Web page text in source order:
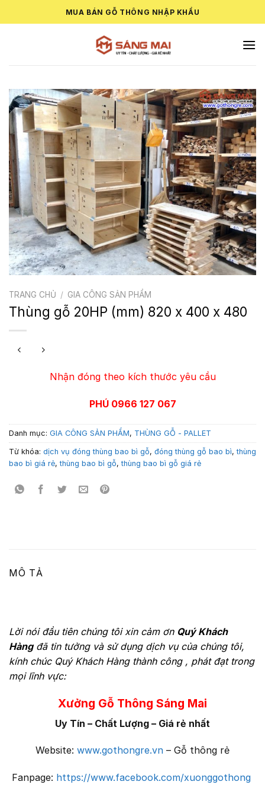
to
MUA BÁN GỖ THÔNG NHẬP KHẨU
TRANG CHỦ / GIA CÔNG SẢN PHẨM
Thùng gỗ 20HP (mm) 820 x 400 x 480
Nhận đóng theo kích thước yêu cầu
PHÚ 0966 127 067
Danh mục: GIA CÔNG SẢN PHẨM, THÙNG GỖ - PALLET
Từ khóa: dịch vụ đóng thùng bao bì gỗ, đóng thùng gỗ bao bì,thùng
bao bì giá rẻ,thùng bao bì gỗ,thùng bao bì gỗ giá rẻ
MÔ TẢ
Lời nói đầu tiên chúng tôi xin cảm ơn Quý Khách
Hàngđã tin tưởng và sử dụng dịch vụ của chúng tôi,
kính chúc Quý Khách Hàng thành công , phát đạt trong
mọi lĩnh vực:
Xưởng Gỗ Thông Sáng Mai
Uy Tín – Chất Lượng – Giá rẻ nhất
Website: www.gothongre.vn – Gỗ thông rẻ
Fanpage: https://www.facebook.com/xuonggothong